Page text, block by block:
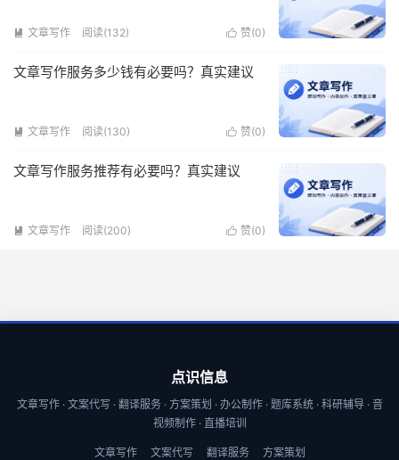
 赞(0)
 文章写作 阅读(132)
文章写作服务多少钱有必要吗？真实建议
 赞(0)
 文章写作 阅读(130)
文章写作服务推荐有必要吗？真实建议
 赞(0)
 文章写作 阅读(200)
点识信息
文章写作 · 文案代写 · 翻译服务 · 方案策划 · 办公制作 · 题库系统 · 科研辅导 · 音
视频制作 · 直播培训
文章写作 文案代写 翻译服务 方案策划